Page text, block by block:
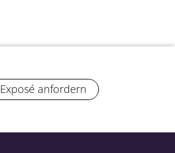
Exposé anfordern